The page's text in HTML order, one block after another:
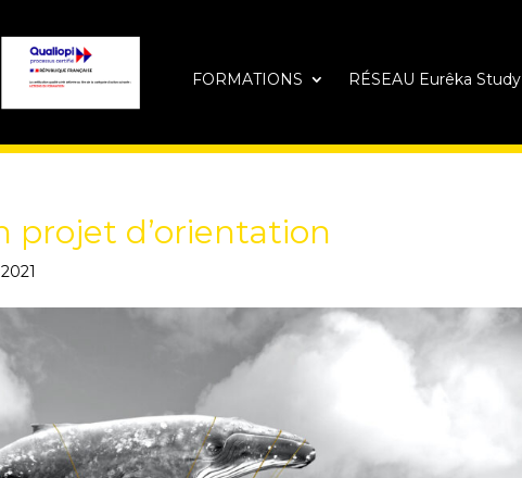
FORMATIONS RÉSEAU Eurêka Study
projet d’orientation